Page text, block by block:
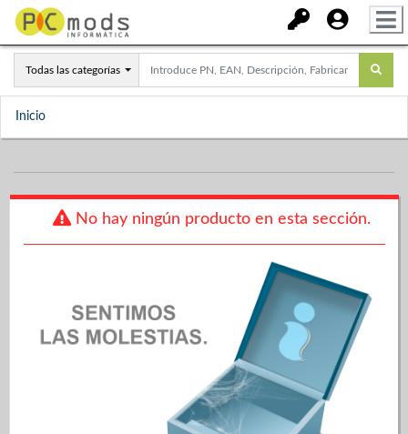
Todas las categorías
Inicio
No hay ningún producto en esta sección.